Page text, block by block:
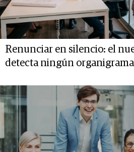
Renunciar en silencio: el
detecta ningún organigrama